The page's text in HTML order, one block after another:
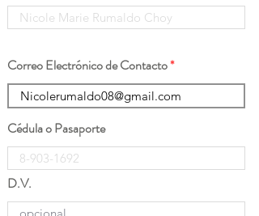
Correo Electrónico de Contacto
Cédula o Pasaporte
D.V.